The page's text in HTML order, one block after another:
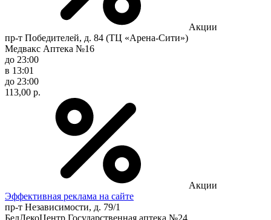
Акции
пр-т Победителей, д. 84 (ТЦ «Арена-Сити»)
Медвакс Аптека №16
до 23:00
в 13:01
до 23:00
113,00 р.
Акции
Эффективная реклама на сайте
пр-т Независимости, д. 79/1
БелЛекоЦентр Государственная аптека №24